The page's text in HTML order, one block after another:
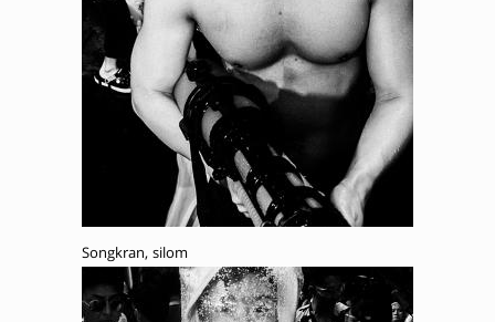
Songkran, silom